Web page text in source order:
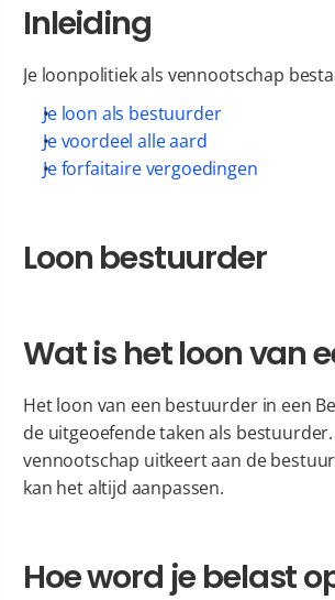
Inleiding
Je loonpolitiek als vennootschap
Je loon als bestuurder
Je voordeel alle aard
Je forfaitaire vergoedingen
Loon bestuurder
Wat is het loon van
Het loon van een bestuurder in een
de uitgeoefende taken als
vennootschap uitkeert aan de
kan het altijd aanpassen.
Hoe word je belast